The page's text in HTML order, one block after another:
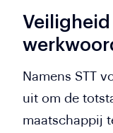
Namens STT
uit om de
maatschappij